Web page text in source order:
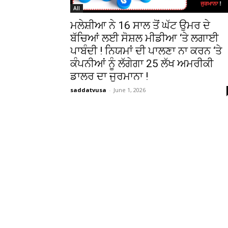
All
ਮਲੇਸ਼ੀਆ ਨੇ 16 ਸਾਲ ਤੋਂ ਘੱਟ ਉਮਰ ਦੇ
ਬੱਚਿਆਂ ਲਈ ਸੋਸ਼ਲ ਮੀਡੀਆ ‘ਤੇ ਲਗਾਈ
ਪਾਬੰਦੀ ! ਨਿਯਮਾਂ ਦੀ ਪਾਲਣਾ ਨਾ ਕਰਨ ‘ਤੇ
ਕੰਪਨੀਆਂ ਨੂੰ ਲੱਗੇਗਾ 25 ਲੱਖ ਅਮਰੀਕੀ
ਡਾਲਰ ਦਾ ਜੁਰਮਾਨਾ !
saddatvusa - June 1, 2026